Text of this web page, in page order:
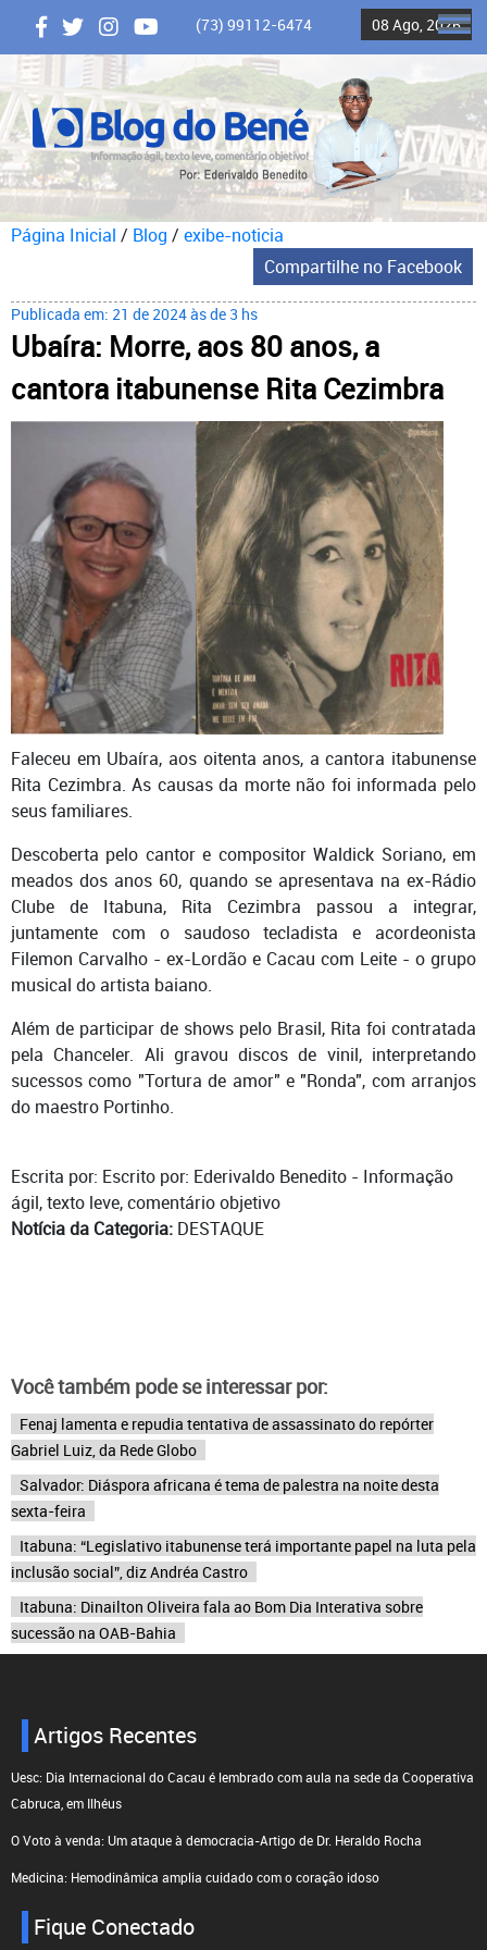
(73) 99112-6474 08 Ago, 2026
Página Inicial / Blog / exibe-noticia
Compartilhe no Facebook
Publicada em: 21 de 2024 às de 3 hs
Ubaíra: Morre, aos 80 anos, a
cantora itabunense Rita Cezimbra
Faleceu em Ubaíra, aos oitenta anos, a cantora itabunense
Rita Cezimbra. As causas da morte não foi informada pelo
seus familiares.
Descoberta pelo cantor e compositor Waldick Soriano, em
meados dos anos 60, quando se apresentava na ex-Rádio
Clube de Itabuna, Rita Cezimbra passou a integrar,
juntamente com o saudoso tecladista e acordeonista
Filemon Carvalho - ex-Lordão e Cacau com Leite - o grupo
musical do artista baiano.
Além de participar de shows pelo Brasil, Rita foi contratada
pela Chanceler. Ali gravou discos de vinil, interpretando
sucessos como "Tortura de amor" e "Ronda", com arranjos
do maestro Portinho.
Escrita por: Escrito por: Ederivaldo Benedito - Informação
ágil, texto leve, comentário objetivo
Notícia da Categoria: DESTAQUE
Você também pode se interessar por:
Fenaj lamenta e repudia tentativa de assassinato do repórter
Gabriel Luiz, da Rede Globo
Salvador: Diáspora africana é tema de palestra na noite desta
sexta-feira
Itabuna: “Legislativo itabunense terá importante papel na luta pela
inclusão social”, diz Andréa Castro
Itabuna: Dinailton Oliveira fala ao Bom Dia Interativa sobre
sucessão na OAB-Bahia
Artigos Recentes
Uesc: Dia Internacional do Cacau é lembrado com aula na sede da Cooperativa
Cabruca, em Ilhéus
O Voto à venda: Um ataque à democracia-Artigo de Dr. Heraldo Rocha
Medicina: Hemodinâmica amplia cuidado com o coração idoso
Fique Conectado